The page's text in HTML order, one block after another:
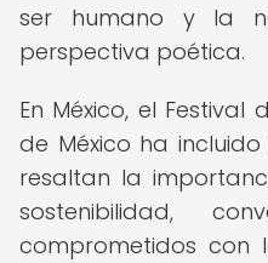
ser humano y la
perspectiva poética.
En México, el
de México ha
resaltan la
sostenibilidad,
comprometidos con